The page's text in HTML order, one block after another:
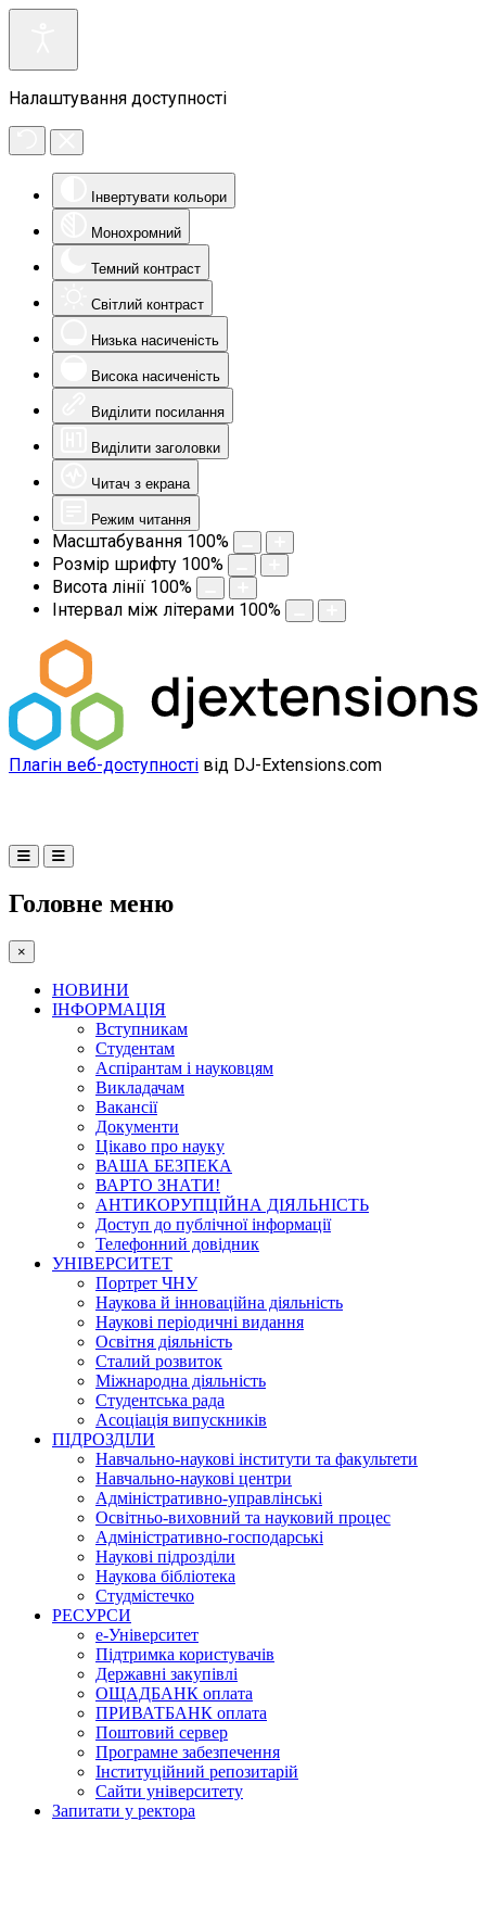
Налаштування доступності
Інвертувати кольори
Монохромний
Темний контраст
Світлий контраст
Низька насиченість
Висока насиченість
Виділити посилання
Виділити заголовки
Читач з екрана
Режим читання
Масштабування 100%
Розмір шрифту 100%
Висота лінії 100%
Інтервал між літерами 100%
Плагін веб-доступності від DJ-Extensions.com
Головне меню
×
НОВИНИ
ІНФОРМАЦІЯ
Вступникам
Студентам
Аспірантам і науковцям
Викладачам
Вакансії
Документи
Цікаво про науку
ВАША БЕЗПЕКА
ВАРТО ЗНАТИ!
АНТИКОРУПЦІЙНА ДІЯЛЬНІСТЬ
Доступ до публічної інформації
Телефонний довідник
УНІВЕРСИТЕТ
Портрет ЧНУ
Наукова й інноваційна діяльність
Наукові періодичні видання
Освітня діяльність
Сталий розвиток
Міжнародна діяльність
Студентська рада
Асоціація випускників
ПІДРОЗДІЛИ
Навчально-наукові інститути та факультети
Навчально-наукові центри
Адміністративно-управлінські
Освітньо-виховний та науковий процес
Адміністративно-господарські
Наукові підрозділи
Наукова бібліотека
Студмістечко
РЕСУРСИ
е-Університет
Підтримка користувачів
Державні закупівлі
ОЩАДБАНК оплата
ПРИВАТБАНК оплата
Поштовий сервер
Програмне забезпечення
Інституційний репозитарій
Сайти університету
Запитати у ректора